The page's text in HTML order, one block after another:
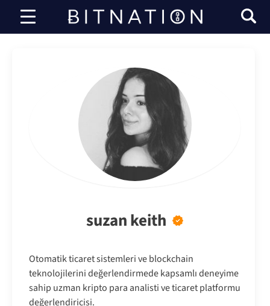
bitnasyon
suzan keith
Otomatik ticaret sistemleri ve blockchain
teknolojilerini değerlendirmede kapsamlı deneyime
sahip uzman kripto para analisti ve ticaret platformu
değerlendiricisi.